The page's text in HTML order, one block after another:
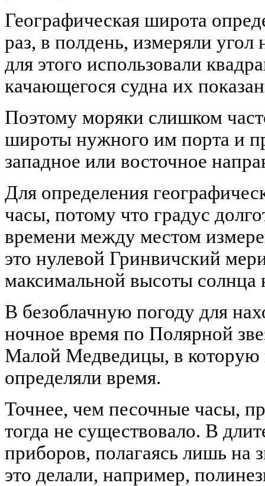
Географическая широта
раз, в полдень, измеряли угол
для этого использовали
качающегося судна их
Поэтому моряки слишком
широты нужного им порта и
западное или восточное
Для определения
часы, потому что градус
времени между местом
это нулевой Гринвичский
максимальной высоты солнца
В безоблачную погоду для
ночное время по Полярной
Малой Медведицы, в которую
определяли время.
Точнее, чем песочные часы,
тогда не существовало. В
приборов, полагаясь лишь на
это делали, например,